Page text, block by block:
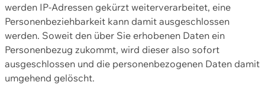
werden IP-Adressen gekürzt weiterverarbeitet, eine
Personenbeziehbarkeit kann damit ausgeschlossen
werden. Soweit den über Sie erhobenen Daten ein
Personenbezug zukommt, wird dieser also sofort
ausgeschlossen und die personenbezogenen Daten damit
umgehend gelöscht.